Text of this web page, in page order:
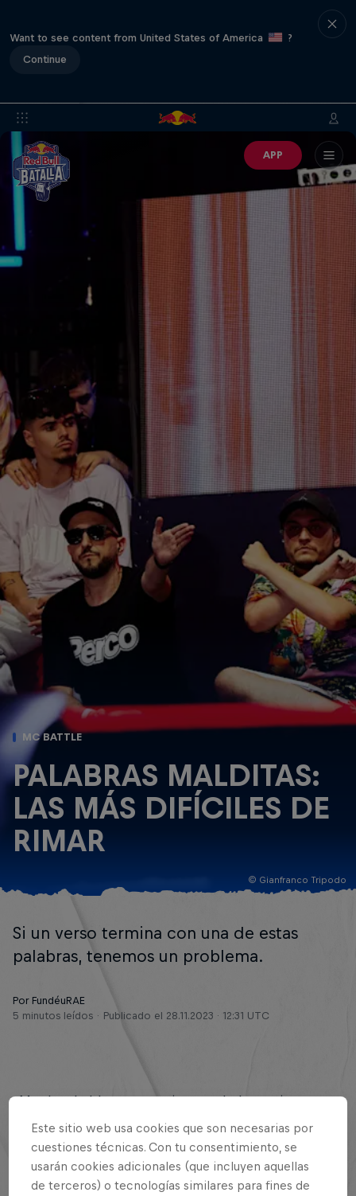
Want to see content from United States of America
?
Continue
APP
© Gianfranco Tripodo
MC BATTLE
PALABRAS MALDITAS:
LAS MÁS DIFÍCILES DE
RIMAR
Si un verso termina con una de estas
palabras, tenemos un problema.
Por FundéuRAE
5 minutos leídos
Publicado el 28.11.2023 · 12:31 UTC
«Muchos hablan, pocos riman, solo los mejores
improvisan». Ya lo dice el lema de Red Bull Batalla:
crear una rima es todo un arte, pero más aún es
conseguirlo en apenas unos segundos. Los mejores
«freestylers» del mundo tienen un amplio arsenal
Este sitio web usa cookies que son necesarias por
cuestiones técnicas. Con tu consentimiento, se
usarán cookies adicionales (que incluyen aquellas
de terceros) o tecnologías similares para fines de